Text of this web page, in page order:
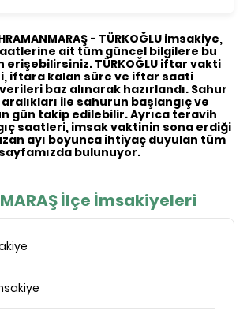
- TÜRKOĞLU imsakiye,
ait tüm güncel bilgilere bu
TÜRKOĞLU iftar vakti
iftara kalan süre ve iftar saati
baz alınarak hazırlandı. Sahur
ile sahurun başlangıç ve
gün takip edilebilir. Ayrıca teravih
saatleri, imsak vaktinin sona erdiği
ayı boyunca ihtiyaç duyulan tüm
bulunuyor.
İlçe İmsakiyeleri